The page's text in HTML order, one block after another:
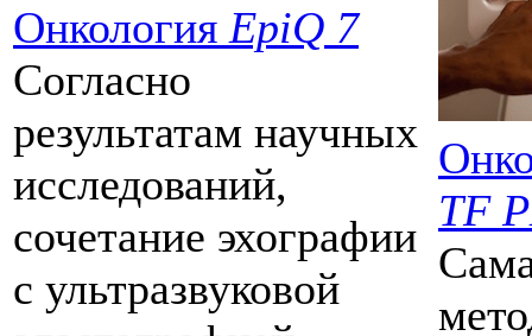
Онкология EpiQ 7
Согласно
результатам научных
исследований,
сочетание эхографии
с ультразвуковой
TF